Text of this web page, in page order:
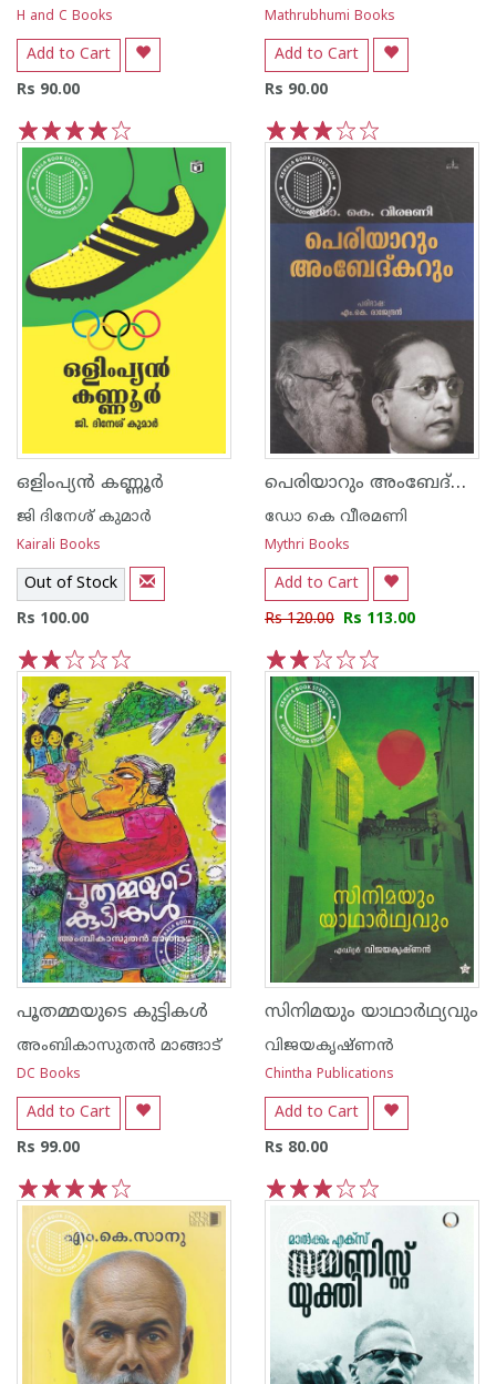
H and C Books
Add to Cart
Rs 90.00
5
4
3
2
1
Mathrubhumi Books
Add to Cart
Rs 90.00
5
4
3
2
1
ഒളിംപ്യന്‍ കണ്ണൂര്‍
ജി ദിനേശ് കുമാര്‍
Kairali Books
Out of Stock
Rs 100.00
5
4
3
2
1
പെരിയാറും അംബേദ്കറും
ഡോ കെ വീരമണി
Mythri Books
Add to Cart
Rs 120.00 Rs 113.00
5
4
3
2
1
പൂതമ്മയുടെ കുട്ടികള്‍
അംബികാസുതന്‍ മാങ്ങാട്
DC Books
Add to Cart
Rs 99.00
5
4
3
2
1
സിനിമയും യാഥാര്‍ഥ്യവും
വിജയകൃഷ്ണന്‍
Chintha Publications
Add to Cart
Rs 80.00